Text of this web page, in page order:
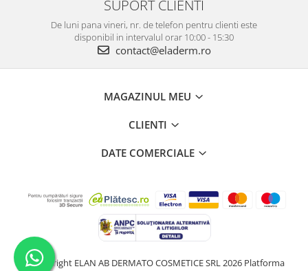
SUPORT CLIENTI
De luni pana vineri, nr. de telefon pentru clienti este
disponibil in intervalul orar 10:00 - 15:30
contact@eladerm.ro
MAGAZINUL MEU
CLIENTI
DATE COMERCIALE
©Copyright ELAN AB DERMATO COSMETICE SRL 2026 Platforma